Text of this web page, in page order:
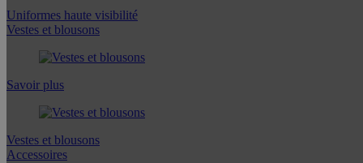
Uniformes haute visibilité
Vestes et blousons
Savoir plus
Vestes et blousons
Accessoires